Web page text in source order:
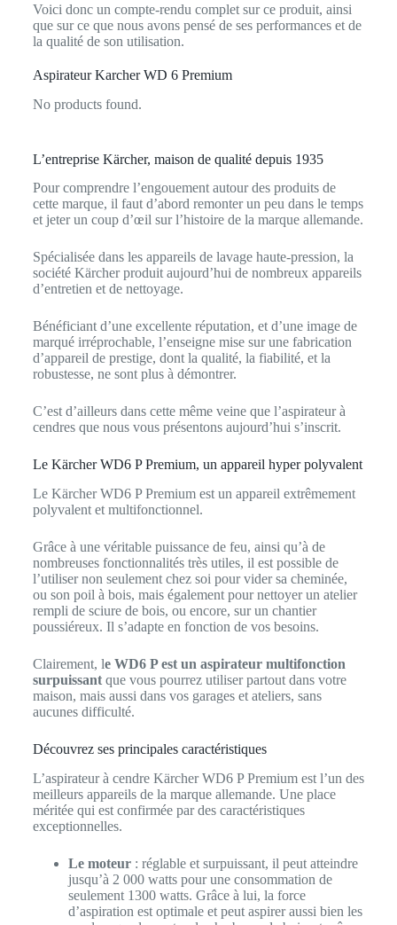
Voici donc un compte-rendu complet sur ce produit, ainsi
que sur ce que nous avons pensé de ses performances et de
la qualité de son utilisation.
Aspirateur Karcher WD 6 Premium
No products found.
L’entreprise Kärcher, maison de qualité depuis 1935
Pour comprendre l’engouement autour des produits de
cette marque, il faut d’abord remonter un peu dans le temps
et jeter un coup d’œil sur l’histoire de la marque allemande.
Spécialisée dans les appareils de lavage haute-pression, la
société Kärcher produit aujourd’hui de nombreux appareils
d’entretien et de nettoyage.
Bénéficiant d’une excellente réputation, et d’une image de
marqué irréprochable, l’enseigne mise sur une fabrication
d’appareil de prestige, dont la qualité, la fiabilité, et la
robustesse, ne sont plus à démontrer.
C’est d’ailleurs dans cette même veine que l’aspirateur à
cendres que nous vous présentons aujourd’hui s’inscrit.
Le Kärcher WD6 P Premium, un appareil hyper polyvalent
Le Kärcher WD6 P Premium est un appareil extrêmement
polyvalent et multifonctionnel.
Grâce à une véritable puissance de feu, ainsi qu’à de
nombreuses fonctionnalités très utiles, il est possible de
l’utiliser non seulement chez soi pour vider sa cheminée,
ou son poil à bois, mais également pour nettoyer un atelier
rempli de sciure de bois, ou encore, sur un chantier
poussiéreux. Il s’adapte en fonction de vos besoins.
Clairement, le WD6 P est un aspirateur multifonction
surpuissant que vous pourrez utiliser partout dans votre
maison, mais aussi dans vos garages et ateliers, sans
aucunes difficulté.
Découvrez ses principales caractéristiques
L’aspirateur à cendre Kärcher WD6 P Premium est l’un des
meilleurs appareils de la marque allemande. Une place
méritée qui est confirmée par des caractéristiques
exceptionnelles.
Le moteur: réglable et surpuissant, il peut atteindre
jusqu’à 2 000 watts pour une consommation de
seulement 1300 watts. Grâce à lui, la force
d’aspiration est optimale et peut aspirer aussi bien les